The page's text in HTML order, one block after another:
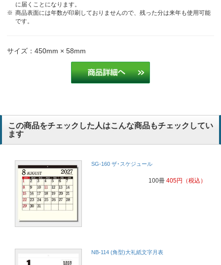
以前購入した際の配布先に好評だったので。
3か月暦で見やすくお客様にも好評のため
先々の予定を記入しやすく便利です 医療
使いやすいので毎年お願いしています。 小売業
使いやすいので毎年お願いしています。
3か月カレンダーで見やすいものを探していたため。
石材販売
に届くことになります。
商品表面には年数が印刷しておりませんので、残った分は来年も使用可能
です。
サイズ：450mm × 58mm
この商品をチェックした人はこんな商品もチェックしてい
ます
SG-160 ザ･スケジュール
100冊 405円 （税込）
NB-114 (角型)大礼紙文字月表